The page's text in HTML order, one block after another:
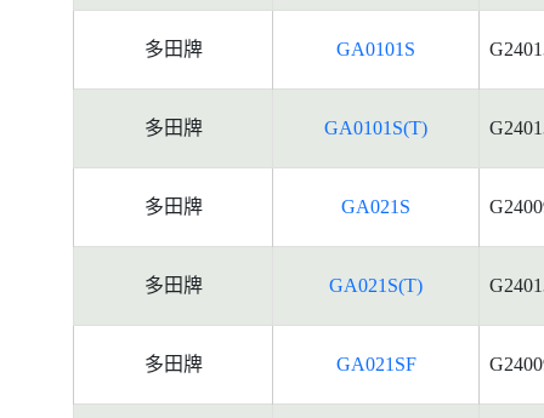
多田牌 GA0101S
多田牌 GA0101S(T)
多田牌 GA021S
多田牌 GA021S(T)
多田牌 GA021SF